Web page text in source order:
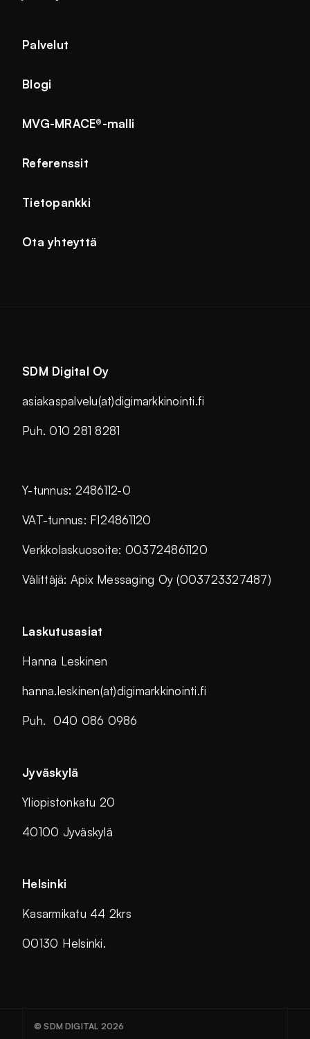
Palvelut
Blogi
MVG-MRACE®-malli
Referenssit
Tietopankki
Ota yhteyttä
SDM Digital Oy
asiakaspalvelu(at)digimarkkinointi.fi
Puh. 010 281 8281
Y-tunnus: 2486112-0
VAT-tunnus: FI24861120
Verkkolaskuosoite: 003724861120
Välittäjä: Apix Messaging Oy (003723327487)
Laskutusasiat
Hanna Leskinen
hanna.leskinen(at)digimarkkinointi.fi
Puh. 040 086 0986
Jyväskylä
Yliopistonkatu 20
40100 Jyväskylä
Helsinki
Kasarmikatu 44 2krs
00130 Helsinki.
© SDM DIGITAL 2026